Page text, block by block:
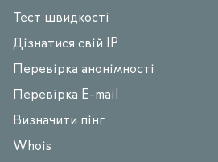
Тест швидкості
Дізнатися свій IP
Перевірка анонімності
Перевірка E-mail
Визначити пінг
Whois